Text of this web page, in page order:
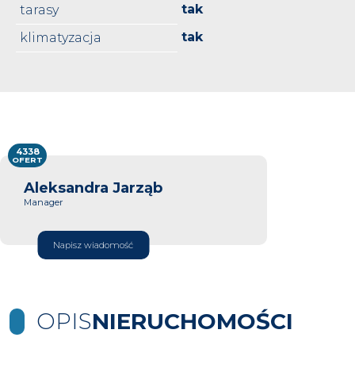
tarasy
tak
klimatyzacja
tak
Aleksandra Jarząb
Manager
Napisz wiadomość
4338
OFERT
OPISNIERUCHOMOŚCI